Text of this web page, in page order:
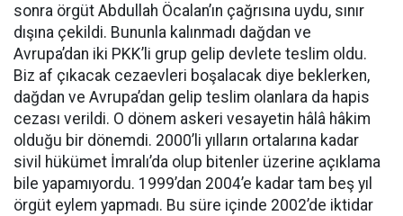
sonra örgüt Abdullah Öcalan’ın çağrısına uydu, sınır
dışına çekildi. Bununla kalınmadı dağdan ve
Avrupa’dan iki PKK’li grup gelip devlete teslim oldu.
Biz af çıkacak cezaevleri boşalacak diye beklerken,
dağdan ve Avrupa’dan gelip teslim olanlara da hapis
cezası verildi. O dönem askeri vesayetin hâlâ hâkim
olduğu bir dönemdi. 2000’li yılların ortalarına kadar
sivil hükümet İmralı’da olup bitenler üzerine açıklama
bile yapamıyordu. 1999’dan 2004’e kadar tam beş yıl
örgüt eylem yapmadı. Bu süre içinde 2002’de iktidar